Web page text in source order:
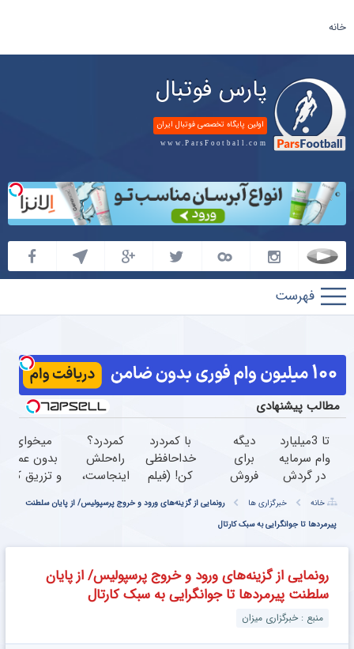
خانه
پارس فوتبال
اولین پایگاه تخصصی فوتبال ایران
www.ParsFootball.com
پارس
فوتبال
مطالب پیشنهادی
تا 3میلیارد
وام سرمایه
در گردش
=>
فروشگاهت
رو ثبت
دیگه
برای
فروش
آگهی
نکن
با کمردرد
خداحافظی
کن! (فیلم
و ببین ◀
پرسش‌نامه
کمردرد؟
راه‌حلش
اینجاست،
داروخونه
میخوای
بدون عمل
و تزریق کمر
شه؟
رو پرکن
خانه خبرگزاری ها
رونمایی از گزینه‌های ورود و خروج پرسپولیس/ از پایان سلطنت
پیرمردها تا جوانگرایی به سبک کارتال
رونمایی از گزینه‌های ورود و خروج پرسپولیس/ از پایان
سلطنت پیرمردها تا جوانگرایی به سبک کارتال
منبع : خبرگزاری میزان